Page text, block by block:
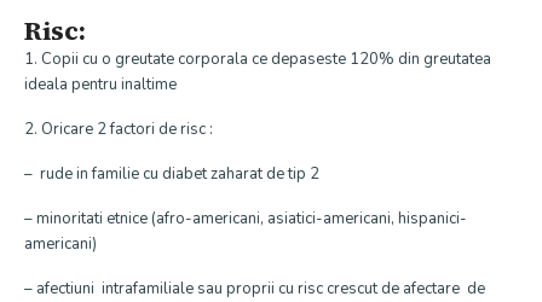
Risc:
1. Copii cu o greutate corporala ce depaseste 120% din greutatea
ideala pentru inaltime
2. Oricare 2 factori de risc :
– rude in familie cu diabet zaharat de tip 2
– minoritati etnice (afro-americani, asiatici-americani, hispanici-
americani)
– afectiuni intrafamiliale sau proprii cu risc crescut de afectare de